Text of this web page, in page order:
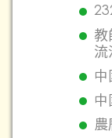
流
農